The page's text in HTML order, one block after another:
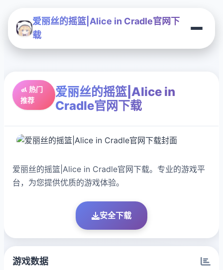
爱丽丝的摇篮|Alice in Cradle官网下
载
🚮 热门
推荐
爱丽丝的摇篮|Alice in
Cradle官网下载
爱丽丝的摇篮|Alice in Cradle官网下载。专业的游戏平
台，为您提供优质的游戏体验。
安全下载
游戏数据